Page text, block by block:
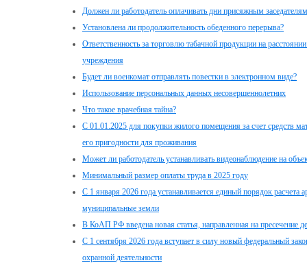
Должен ли работодатель оплачивать дни присяжным
Установлена ли продолжительность обеденного перерыва?
Ответственность за торговлю табачной продукции на
учреждения
Будет ли военкомат отправлять повестки в электронном виде?
Использование персональных данных несовершеннолетних
Что такое врачебная тайна?
С 01.01.2025 для покупки жилого помещения за счет средств
его пригодности для проживания
Может ли работодатель устанавливать видеонаблюдение на
Минимальный размер оплаты труда в 2025 году
С 1 января 2026 года устанавливается единый порядок расчета
муниципальные земли
В КоАП РФ введена новая статья, направленная на пресечение
С 1 сентября 2026 года вступает в силу новый федеральный
охранной деятельности